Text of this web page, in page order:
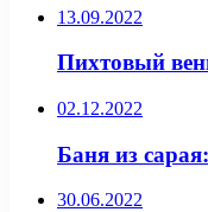
13.09.2022
Пихтовый
02.12.2022
Баня из
30.06.2022